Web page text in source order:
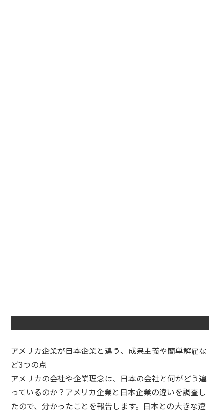
アメリカ企業が日本企業と違う、成果主義や簡単解雇な
ど3つの点
アメリカの会社や企業理念は、日本の会社と何がどう違
っているのか？アメリカ企業と日本企業の違いを調査し
たので、分かったことを報告します。日本との大きな違